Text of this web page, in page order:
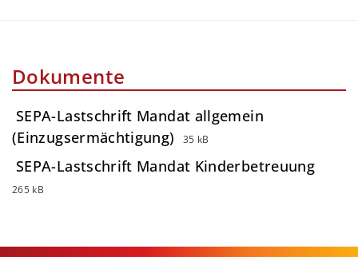
Dokumente
SEPA-Lastschrift Mandat allgemein
(Einzugsermächtigung)
35 kB
SEPA-Lastschrift Mandat Kinderbetreuung
265 kB